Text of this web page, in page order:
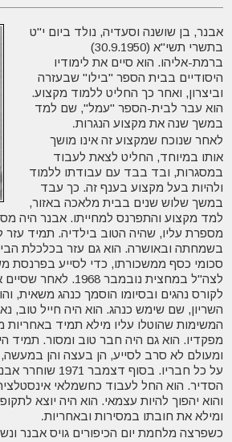
אבנר, בן שושנה וסעדיה, נולד ביום י"ט
בתשרי תשי"א (30.9.1950)
ברמת-אליהו. הוא סיים את לימודיו
היסודיים בבית הספר "בילו" שבעזרה
וביצרון, ואחר כך החליט ללמוד מקצוע.
הוא עבר לבית-הספר "עמל", שם למד
במשך שנה את מקצוע הנגרות.
לאחר שנוכח שמקצוע זה אינו מושך
אותו במיוחד, החליט לצאת לעבוד
במסגרות, ובד בבד עם עבודתו ללמוד
ולהיות בעל מקצוע בענף זה. כך עבד
במשך שלוש שנים בבית מלאכה באזור,
למד מקצוע והתפרנס למחייתו. אבנר היה
מספרת עליו, שהיה הטוב בילדיה. תמיד
בשמחתה ובאושרה. הוא גם עזר בכלכלת
סכומי כסף ממשכורתו, כדי לסייע בפרנסת
לצה"ל במחצית נובמבר
לקורס נהגים ובסיומו הוסמך כנהג משאית,
השריון, שם שימש כנהג. הוא היה חייל טוב,
המשימות שהוטלו עליו מילא תמיד באחריות
מפקדיו. הוא גם היה חבר טוב ומסור. תמיד
ומעולם לא סרב לסייע, הן בעצה והן במעשה,
על כל חבריו. בסוף
הסדיר. הוא החל לעבוד כחשמלאי אינסטלציה
והוא יהפוך להיות עצמאי. הוא היה יוצא
ומילא את חובתו במסירות ובאחריות.
כשפרצה מלחמת יום הכיפורים גויס אבנר